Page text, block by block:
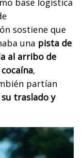
base logística
sostiene que
una pista de
al arribo de
,
partían
traslado y